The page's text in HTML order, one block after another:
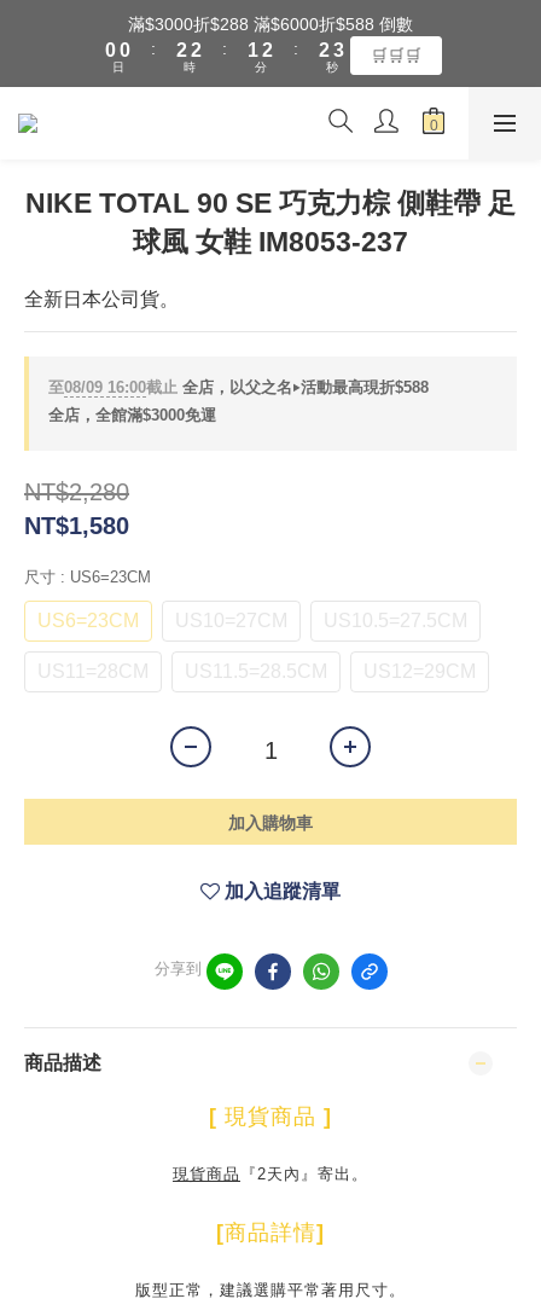
全館滿$3000享『超商』免運費
滿$3000折$288 滿$6000折$588 倒數
0
1
0
日
:
3
2
1
3
2
1
時
:
2
1
0
3
2
1
分
:
3
2
1
4
3
2
0
秒
🛒🛒🛒
全館滿$3000享『超商』免運費
NIKE TOTAL 90 SE 巧克力棕 側鞋帶 足
球風 女鞋 IM8053-237
全新日本公司貨。
至08/09 16:00截止 全店，以父之名‣活動最高現折$588
全店，全館滿$3000免運
NT$2,280
NT$1,580
尺寸 : US6=23CM
US6=23CM US10=27CM US10.5=27.5CM
US11=28CM US11.5=28.5CM US12=29CM
加入購物車
加入追蹤清單
分享到
商品描述
[ 現貨商品 ]
現貨商品 『2天內』寄出。
[商品詳情]
版型正常，建議選購平常著用尺寸。